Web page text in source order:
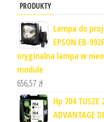
PRODUKTY
Lampa do
EPSON EB-
oryginalna lampa w
module
656,57 zł
Hp 704 TUSZE
ADVANTAGE